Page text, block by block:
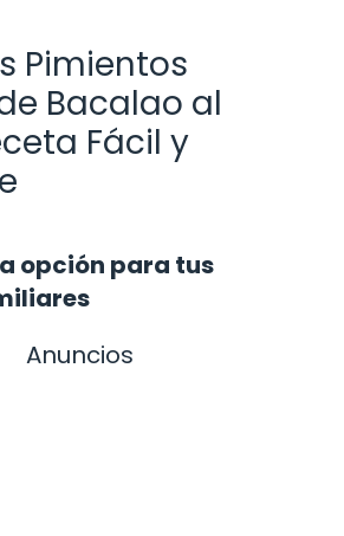
Pimientos
Bacalao al
Fácil y
opción para tus
Anuncios